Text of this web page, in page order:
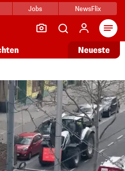
Jobs NewsFlix
Neueste